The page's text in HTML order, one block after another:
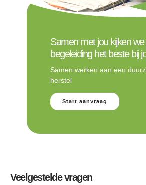
Samen met jou kijken we
begeleiding het beste bij
Samen werken aan een
herstel
Start aanvraag
Veelgestelde vragen